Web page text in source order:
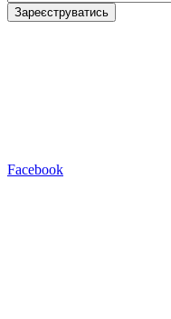
Зареєструватись
Facebook